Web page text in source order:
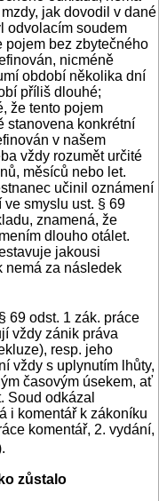
jak dovodil v dané
odvolacím soudem
pojem bez zbytečného
nicméně
období několika dní
příliš dlouhé;
že tento pojem
stanovena konkrétní
v našem
vždy rozumět určité
měsíců nebo let.
učinil oznámení
ve smyslu ust. § 69
znamená, že
dlouho otálet.
jakousi
nemá za následek
69 odst. 1 zák. práce
vždy zánik práva
resp. jeho
vždy s uplynutím lhůty,
časovým úsekem, ať
Soud odkázal
i komentář k zákoníku
komentář, 2. vydání,
zůstalo